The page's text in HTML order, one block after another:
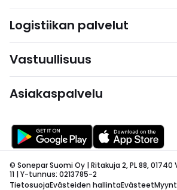
Logistiikan palvelut
Vastuullisuus
Asiakaspalvelu
© Sonepar Suomi Oy | Ritakuja 2, PL 88, 01740
11 | Y-tunnus: 0213785-2
TietosuojaEvästeiden hallintaEvästeet